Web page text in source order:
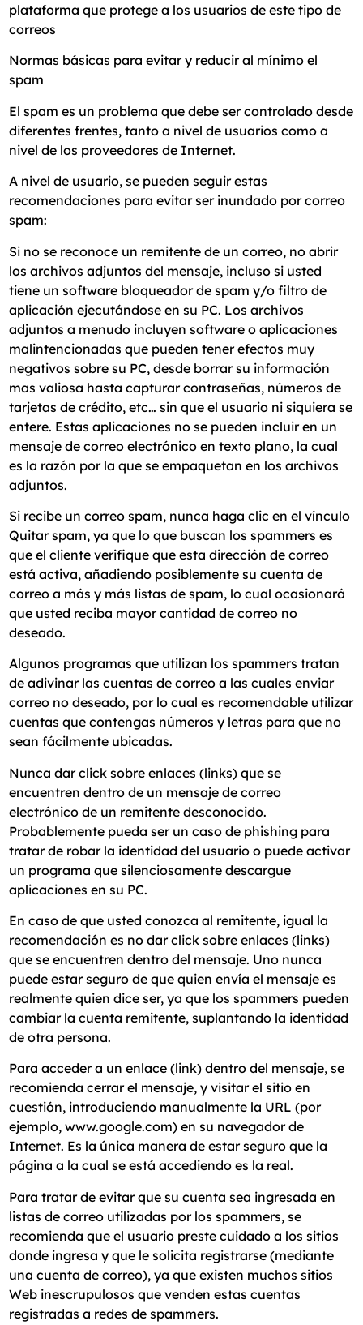
plataforma que protege a los usuarios de este tipo de
correos
Normas básicas para evitar y reducir al mínimo el
spam
El spam es un problema que debe ser controlado desde
diferentes frentes, tanto a nivel de usuarios como a
nivel de los proveedores de Internet.
A nivel de usuario, se pueden seguir estas
recomendaciones para evitar ser inundado por correo
spam:
Si no se reconoce un remitente de un correo, no abrir
los archivos adjuntos del mensaje, incluso si usted
tiene un software bloqueador de spam y/o filtro de
aplicación ejecutándose en su PC. Los archivos
adjuntos a menudo incluyen software o aplicaciones
malintencionadas que pueden tener efectos muy
negativos sobre su PC, desde borrar su información
mas valiosa hasta capturar contraseñas, números de
tarjetas de crédito, etc… sin que el usuario ni siquiera se
entere. Estas aplicaciones no se pueden incluir en un
mensaje de correo electrónico en texto plano, la cual
es la razón por la que se empaquetan en los archivos
adjuntos.
Si recibe un correo spam, nunca haga clic en el vínculo
Quitar spam, ya que lo que buscan los spammers es
que el cliente verifique que esta dirección de correo
está activa, añadiendo posiblemente su cuenta de
correo a más y más listas de spam, lo cual ocasionará
que usted reciba mayor cantidad de correo no
deseado.
Algunos programas que utilizan los spammers tratan
de adivinar las cuentas de correo a las cuales enviar
correo no deseado, por lo cual es recomendable utilizar
cuentas que contengas números y letras para que no
sean fácilmente ubicadas.
Nunca dar click sobre enlaces (links) que se
encuentren dentro de un mensaje de correo
electrónico de un remitente desconocido.
Probablemente pueda ser un caso de phishing para
tratar de robar la identidad del usuario o puede activar
un programa que silenciosamente descargue
aplicaciones en su PC.
En caso de que usted conozca al remitente, igual la
recomendación es no dar click sobre enlaces (links)
que se encuentren dentro del mensaje. Uno nunca
puede estar seguro de que quien envía el mensaje es
realmente quien dice ser, ya que los spammers pueden
cambiar la cuenta remitente, suplantando la identidad
de otra persona.
Para acceder a un enlace (link) dentro del mensaje, se
recomienda cerrar el mensaje, y visitar el sitio en
cuestión, introduciendo manualmente la URL (por
ejemplo, www.google.com) en su navegador de
Internet. Es la única manera de estar seguro que la
página a la cual se está accediendo es la real.
Para tratar de evitar que su cuenta sea ingresada en
listas de correo utilizadas por los spammers, se
recomienda que el usuario preste cuidado a los sitios
donde ingresa y que le solicita registrarse (mediante
una cuenta de correo), ya que existen muchos sitios
Web inescrupulosos que venden estas cuentas
registradas a redes de spammers.